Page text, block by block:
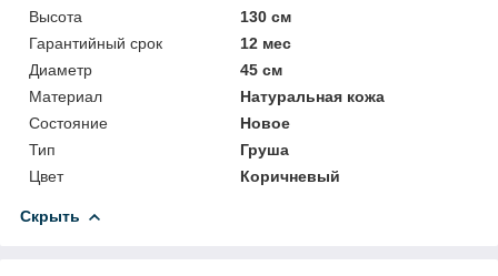
Высота
130 см
Гарантийный срок
12 мес
Диаметр
45 см
Материал
Натуральная кожа
Состояние
Новое
Тип
Груша
Цвет
Коричневый
Скрыть